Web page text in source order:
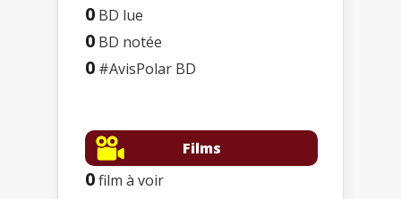
0 BD lue
0 BD notée
0 #AvisPolar BD
Films
0film à voir